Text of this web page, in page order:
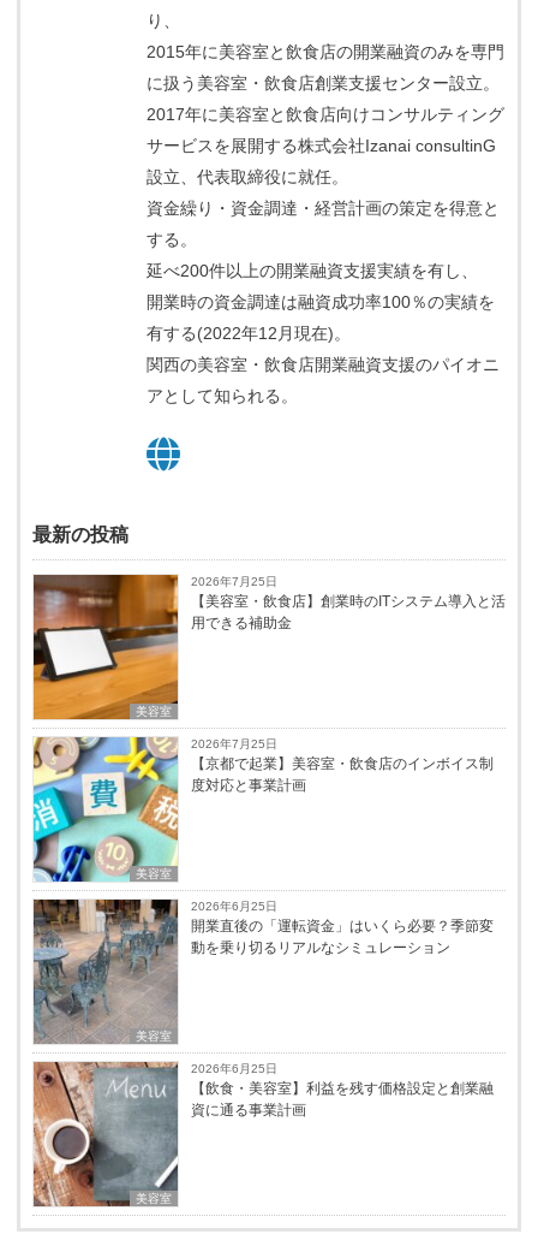
り、
2015年に美容室と飲食店の開業融資のみを専門
に扱う美容室・飲食店創業支援センター設立。
2017年に美容室と飲食店向けコンサルティング
サービスを展開する株式会社Izanai consultinG
設立、代表取締役に就任。
資金繰り・資金調達・経営計画の策定を得意と
する。
延べ200件以上の開業融資支援実績を有し、
開業時の資金調達は融資成功率100％の実績を
有する(2022年12月現在)。
関西の美容室・飲食店開業融資支援のパイオニ
アとして知られる。
最新の投稿
美容室
2026年7月25日
【美容室・飲食店】創業時のITシステム導入と活
用できる補助金
美容室
2026年7月25日
【京都で起業】美容室・飲食店のインボイス制
度対応と事業計画
美容室
2026年6月25日
開業直後の「運転資金」はいくら必要？季節変
動を乗り切るリアルなシミュレーション
美容室
2026年6月25日
【飲食・美容室】利益を残す価格設定と創業融
資に通る事業計画